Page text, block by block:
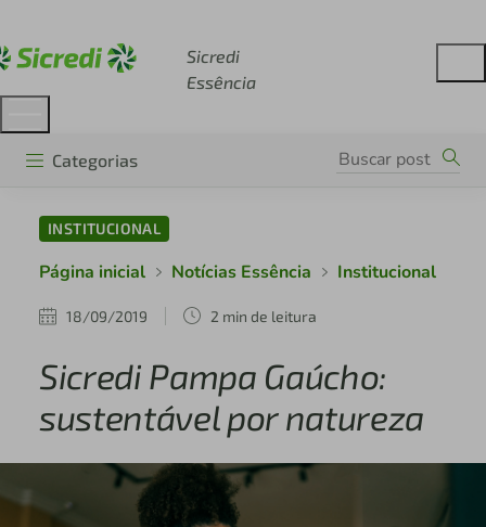
Sicredi
Essência
Categorias
INSTITUCIONAL
Página inicial Notícias Essência Institucional
18/09/2019 2 min de leitura
Sicredi Pampa Gaúcho:
sustentável por natureza